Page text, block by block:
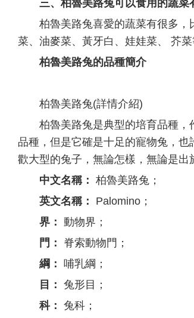
三、柏魯美路兔可以食用的蔬菜
柏魯美路兔喜愛的蔬菜有很多
菜、油麥菜、黃牙白、娃娃菜、 芥
柏魯美路兔的品種簡介
柏魯美路兔(詳情介紹)
柏魯美路兔是典型的培育品種
品種，但是它確是十足的寵物兔，
歡大型的兔子，無論怎樣，無論是出
中文名稱： 柏魯美路兔；
英文名稱： Palomino；
界： 動物界；
門： 脊索動物門；
綱： 哺乳綱；
目： 兔形目；
科： 兔科；